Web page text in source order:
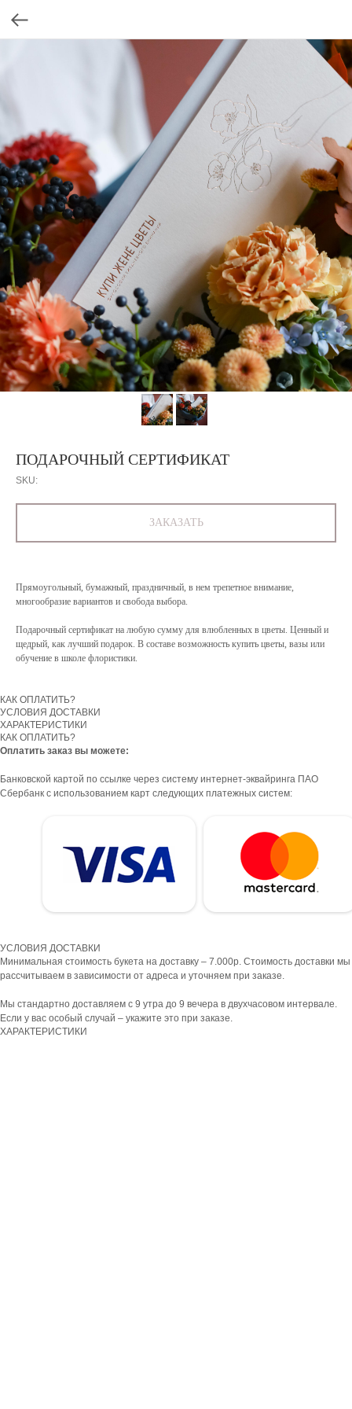
ПОДАРОЧНЫЙ СЕРТИФИКАТ
SKU:
ЗАКАЗАТЬ
Прямоугольный, бумажный, праздничный, в нем трепетное внимание,
многообразие вариантов и свобода выбора.
Подарочный сертификат на любую сумму для влюбленных в цветы. Ценный и
щедрый, как лучший подарок. В составе возможность купить цветы, вазы или
обучение в школе флористики.
КАК ОПЛАТИТЬ?
УСЛОВИЯ ДОСТАВКИ
ХАРАКТЕРИСТИКИ
КАК ОПЛАТИТЬ?
Оплатить заказ вы можете:
Банковской картой по ссылке через систему интернет-эквайринга ПАО
Сбербанк с использованием карт следующих платежных систем:
УСЛОВИЯ ДОСТАВКИ
Минимальная стоимость букета на доставку – 7.000р. Стоимость доставки мы
рассчитываем в зависимости от адреса и уточняем при заказе.
Мы стандартно доставляем с 9 утра до 9 вечера в двухчасовом интервале.
Если у вас особый случай – укажите это при заказе.
ХАРАКТЕРИСТИКИ